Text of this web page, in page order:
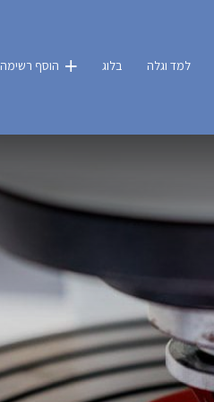
למד וגלה בלוג הוסף רשימה